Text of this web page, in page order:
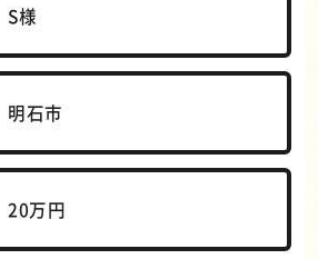
S様
明石市
20万円